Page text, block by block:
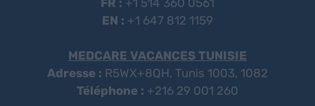
EN : +1 647 812 1159
MEDCARE VACANCES TUNISIE
Adresse : R5WX+8QH, Tunis 1003, 1082
Téléphone : +216 29 001 260